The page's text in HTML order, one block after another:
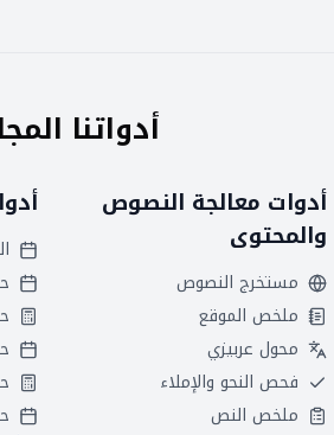
أدواتنا
أدوات معالجة النصوص
والمحتوى
مستخرج النصوص
ملخص الموقع
محول عربيزي
فحص النحو والإملاء
ملخص النص